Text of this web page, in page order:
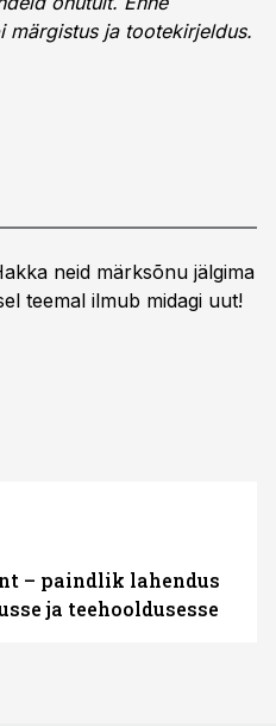
märgistus ja tootekirjeldus.
neid märksõnu jälgima
teemal ilmub midagi uut!
– paindlik lahendus
ja teehooldusesse